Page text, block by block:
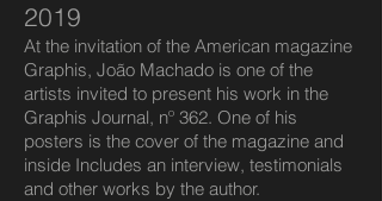
2019
At the invitation of the American magazine
Graphis, João Machado is one of the
artists invited to present his work in the
Graphis Journal, nº 362. One of his
posters is the cover of the magazine and
inside Includes an interview, testimonials
and other works by the author.